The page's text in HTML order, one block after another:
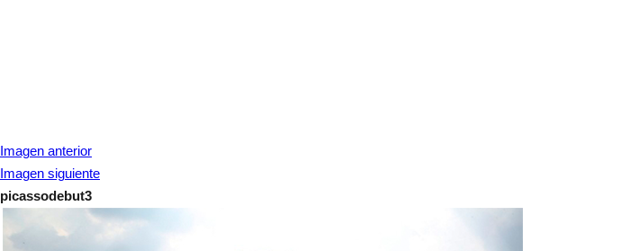
Imagen anterior
Imagen siguiente
picassodebut3